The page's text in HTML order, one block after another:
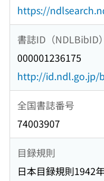
https://
書誌ID（NDLBibID）
000001236175
http://id.ndl.go.jp/
全国書誌番号
74003907
目録規則
日本目録規則1942